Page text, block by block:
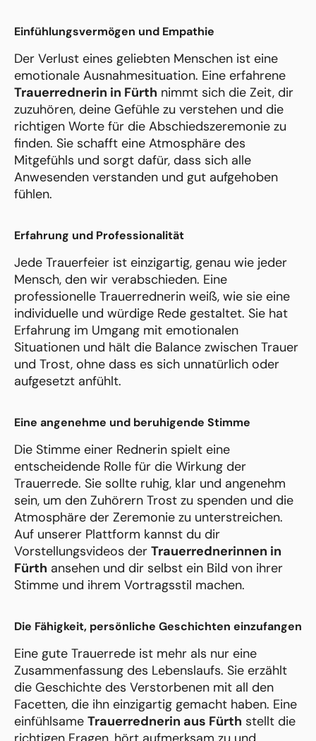
Einfühlungsvermögen und Empathie
Der Verlust eines geliebten Menschen ist eine
emotionale Ausnahmesituation. Eine erfahrene
Trauerrednerin in Fürth nimmt sich die Zeit, dir
zuzuhören, deine Gefühle zu verstehen und die
richtigen Worte für die Abschiedszeremonie zu
finden. Sie schafft eine Atmosphäre des
Mitgefühls und sorgt dafür, dass sich alle
Anwesenden verstanden und gut aufgehoben
fühlen.
Erfahrung und Professionalität
Jede Trauerfeier ist einzigartig, genau wie jeder
Mensch, den wir verabschieden. Eine
professionelle Trauerrednerin weiß, wie sie eine
individuelle und würdige Rede gestaltet. Sie hat
Erfahrung im Umgang mit emotionalen
Situationen und hält die Balance zwischen Trauer
und Trost, ohne dass es sich unnatürlich oder
aufgesetzt anfühlt.
Eine angenehme und beruhigende Stimme
Die Stimme einer Rednerin spielt eine
entscheidende Rolle für die Wirkung der
Trauerrede. Sie sollte ruhig, klar und angenehm
sein, um den Zuhörern Trost zu spenden und die
Atmosphäre der Zeremonie zu unterstreichen.
Auf unserer Plattform kannst du dir
Vorstellungsvideos der Trauerrednerinnen in
Fürth ansehen und dir selbst ein Bild von ihrer
Stimme und ihrem Vortragsstil machen.
Die Fähigkeit, persönliche Geschichten einzufangen
Eine gute Trauerrede ist mehr als nur eine
Zusammenfassung des Lebenslaufs. Sie erzählt
die Geschichte des Verstorbenen mit all den
Facetten, die ihn einzigartig gemacht haben. Eine
einfühlsame Trauerrednerin aus Fürth stellt die